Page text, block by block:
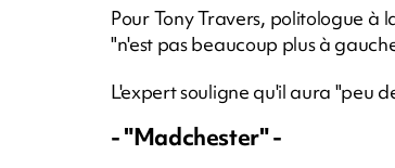
Pour Tony Travers, politologue à
"n'est pas beaucoup plus à
L'expert souligne qu'il aura "peu
- "Madchester" -